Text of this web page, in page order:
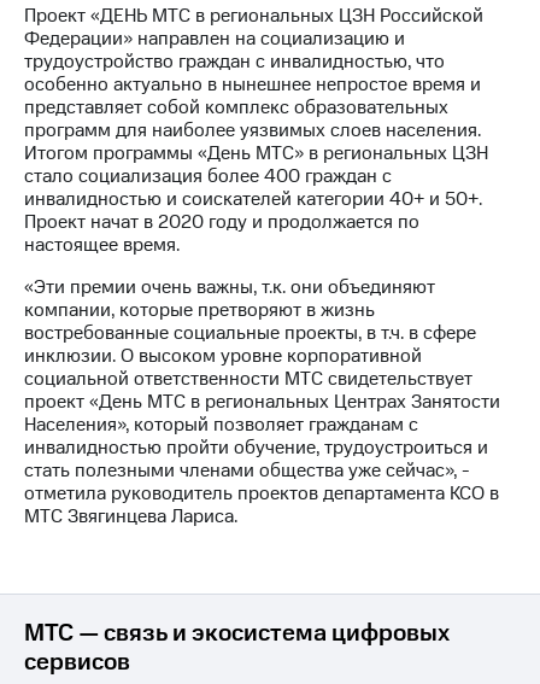
выкупа
акций
Дивиденды
Рынок
облигаций
Описание
Еврооблигации-2023
Уведомление
о
погашении
облигаций
Другое
Регистратор
Реквизиты
Контакты
развитие
деловая этика
На главную
Проект «ДЕНЬ МТС в региональных ЦЗН Российской
Федерации» направлен на социализацию и
трудоустройство граждан с инвалидностью, что
особенно актуально в нынешнее непростое время и
представляет собой комплекс образовательных
программ для наиболее уязвимых слоев населения.
Итогом программы «День МТС» в региональных ЦЗН
стало социализация более 400 граждан с
инвалидностью и соискателей категории 40+ и 50+.
Проект начат в 2020 году и продолжается по
настоящее время.
«Эти премии очень важны, т.к. они объединяют
компании, которые претворяют в жизнь
востребованные социальные проекты, в т.ч. в сфере
инклюзии. О высоком уровне корпоративной
социальной ответственности МТС свидетельствует
проект «День МТС в региональных Центрах Занятости
Населения», который позволяет гражданам с
инвалидностью пройти обучение, трудоустроиться и
стать полезными членами общества уже сейчас», -
отметила руководитель проектов департамента КСО в
МТС Звягинцева Лариса.
МТС — связь и экосистема цифровых
сервисов